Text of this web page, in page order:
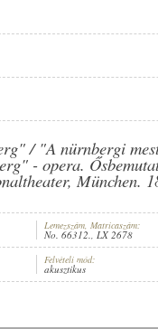
/ "A nürnbergi
- opera.
München.
Lemezszám, Matricaszám:
No. 66312., LX 2678
Felvételi mód:
akusztikus